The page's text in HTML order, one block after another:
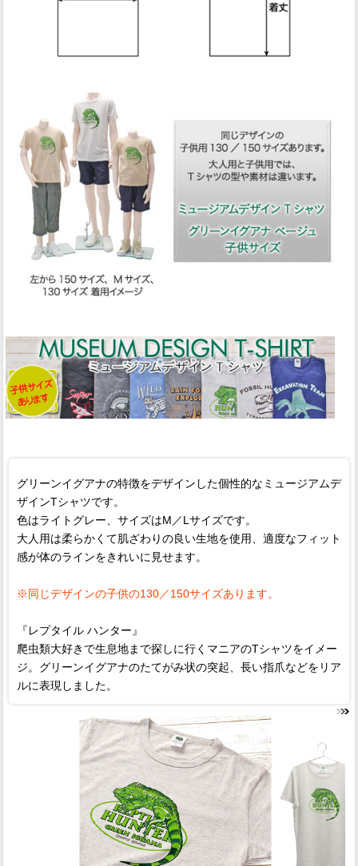
グリーンイグアナの特徴をデザインした個性的なミュージアムデ
ザインTシャツです。
色はライトグレー、サイズはM／Lサイズです。
大人用は柔らかくて肌ざわりの良い生地を使用、適度なフィット
感が体のラインをきれいに見せます。
※同じデザインの子供の130／150サイズあります。
『レプタイル ハンター』
爬虫類大好きで生息地まで探しに行くマニアのTシャツをイメー
ジ。グリーンイグアナのたてがみ状の突起、長い指爪などをリア
ルに表現しました。